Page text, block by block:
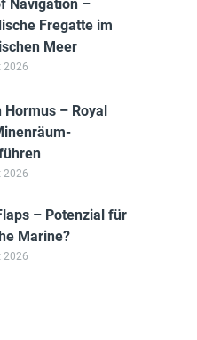
Navigation –
Fregatte im
Meer
2026
Hormus – Royal
2026
– Potenzial für
Marine?
2026